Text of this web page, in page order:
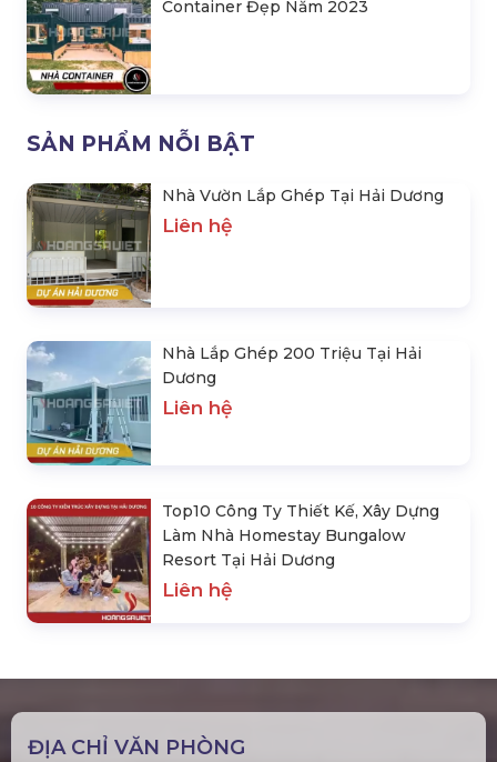
Container Đẹp Năm 2023
SẢN PHẨM NỖI BẬT
Nhà Vườn Lắp Ghép Tại Hải Dương
Liên hệ
Nhà Lắp Ghép 200 Triệu Tại Hải
Dương
Liên hệ
Top10 Công Ty Thiết Kế, Xây Dựng
Làm Nhà Homestay Bungalow
Resort Tại Hải Dương
Liên hệ
ĐỊA CHỈ VĂN PHÒNG